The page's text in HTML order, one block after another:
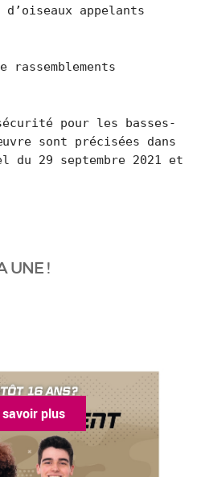
appelants
pour les basses-
sont précisées dans
29 septembre 2021 et
UNE !
savoir plus